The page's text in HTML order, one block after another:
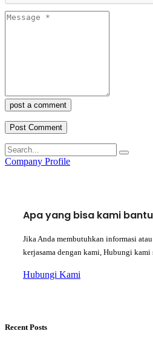
post a comment
Company Profile
Apa yang bisa kami
Jika Anda membutuhkan informasi
kerjasama dengan kami, Hubungi kami
Hubungi Kami
Recent Posts